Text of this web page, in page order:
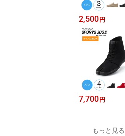
2,500 円
7,700 円
もっと見る